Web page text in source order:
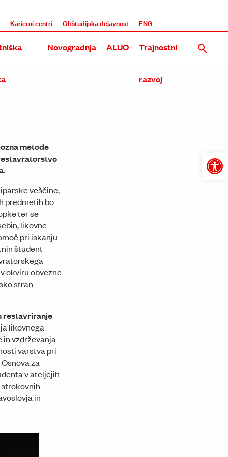
Open
Karierni centri Obštudijska dejavnost ENG
Novogradnja ALUO Trajnostni
razvoj
metode
veščine,
predmetih bo
ter se
likovne
pri iskanju
študent
okviru obvezne
stran
restavriranje
likovnega
vzdrževanja
varstva pri
za
v ateljejih
in